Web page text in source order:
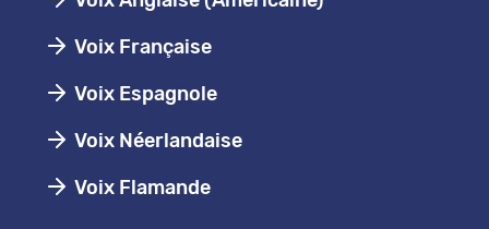
Voix Française
Voix Espagnole
Voix Néerlandaise
Voix Flamande